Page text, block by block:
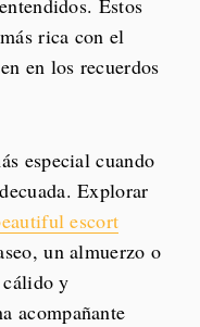
Estos
rica con el
en los recuerdos
especial cuando
Explorar
escort
un almuerzo o
y
acompañante